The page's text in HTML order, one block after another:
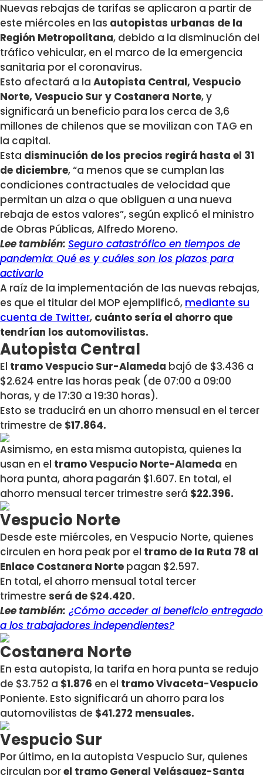
Nuevas rebajas de tarifas se aplicaron a partir de
este miércoles en las autopistas urbanas de la
Región Metropolitana, debido a la disminución del
tráfico vehicular, en el marco de la emergencia
sanitaria por el coronavirus.
Esto afectará a la Autopista Central, Vespucio
Norte, Vespucio Sur y Costanera Norte, y
significará un beneficio para los cerca de 3,6
millones de chilenos que se movilizan con TAG en
la capital.
Esta disminución de los precios regirá hasta el 31
de diciembre, “a menos que se cumplan las
condiciones contractuales de velocidad que
permitan un alza o que obliguen a una nueva
rebaja de estos valores”, según explicó el ministro
de Obras Públicas, Alfredo Moreno.
Lee también: Seguro catastrófico en tiempos de
pandemia: Qué es y cuáles son los plazos para
activarlo
A raíz de la implementación de las nuevas rebajas,
es que el titular del MOP ejemplificó, mediante su
cuenta de Twitter, cuánto sería el ahorro que
tendrían los automovilistas.
Autopista Central
El tramo Vespucio Sur-Alameda bajó de $3.436 a
$2.624 entre las horas peak (de 07:00 a 09:00
horas, y de 17:30 a 19:30 horas).
Esto se traducirá en un ahorro mensual en el tercer
trimestre de $17.864.
Asimismo, en esta misma autopista, quienes la
usan en el tramo Vespucio Norte-Alameda en
hora punta, ahora pagarán $1.607. En total, el
ahorro mensual tercer trimestre será $22.396.
Vespucio Norte
Desde este miércoles, en Vespucio Norte, quienes
circulen en hora peak por el tramo de la Ruta 78 al
Enlace Costanera Norte pagan $2.597.
En total, el ahorro mensual total tercer
trimestre será de $24.420.
Lee también: ¿Cómo acceder al beneficio entregado
a los trabajadores independientes?
Costanera Norte
En esta autopista, la tarifa en hora punta se redujo
de $3.752 a $1.876 en el tramo Vivaceta-Vespucio
Poniente. Esto significará un ahorro para los
automovilistas de $41.272 mensuales.
Vespucio Sur
Por último, en la autopista Vespucio Sur, quienes
circulan porel tramo General Velásquez-Santa